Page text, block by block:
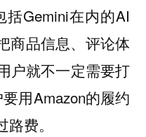
括Gemini在内的AI
商品信息、评论体
户就不一定需要打
用Amazon的履约
费。